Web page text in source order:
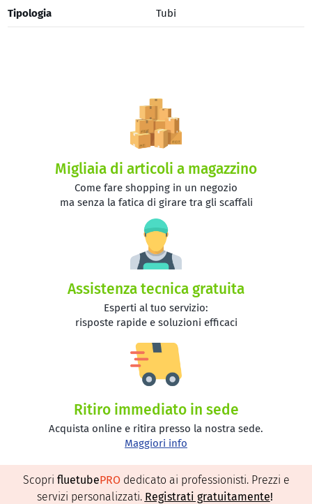
Tipologia Tubi
Migliaia di articoli a magazzino
Come fare shopping in un negozio
ma senza la fatica di girare tra gli scaffali
Assistenza tecnica gratuita
Esperti al tuo servizio:
risposte rapide e soluzioni efficaci
Ritiro immediato in sede
Acquista online e ritira presso la nostra sede.
Maggiori info
Scopri fluetubePRO dedicato ai professionisti. Prezzi e
servizi personalizzati. Registrati gratuitamente!